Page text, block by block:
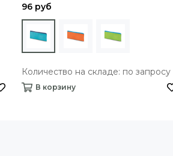
96 руб
Количество на складе: по запросу
В корзину